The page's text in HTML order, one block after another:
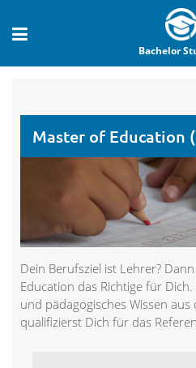
Bachelor
Master of Education
Dein Berufsziel ist Lehrer?
Education das Richtige für
und pädagogisches Wissen
qualifizierst Dich für das